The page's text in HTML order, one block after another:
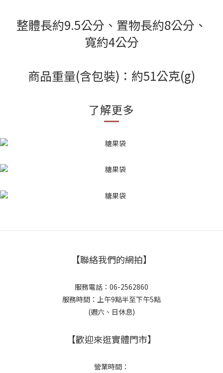
整體長約9.5公分、置物長約8公分、
寬約4公分
商品重量(含包裝)：約51公克(g)
了解更多
【聯絡我們的網拍】
服務電話：06-2562860
服務時間：上午9點半至下午5點
(週六、日休息)
【歡迎來逛實體門市】
營業時間：